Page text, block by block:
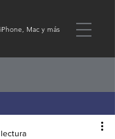
Mac y más